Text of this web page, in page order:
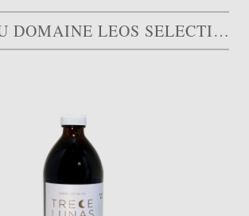
HUILE H DU DOMAINE LEOS SELECTION MÛR